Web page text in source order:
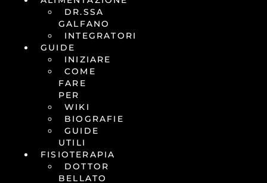
DR.SSA
GALFANO
INTEGRATORI
GUIDE
INIZIARE
COME
FARE
PER
WIKI
BIOGRAFIE
GUIDE
UTILI
FISIOTERAPIA
DOTTOR
BELLATO